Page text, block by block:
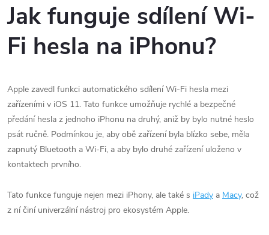
Jak funguje sdílení Wi-
Fi hesla na iPhonu?
Apple zavedl funkci automatického sdílení Wi-Fi hesla mezi
zařízeními v iOS 11. Tato funkce umožňuje rychlé a bezpečné
předání hesla z jednoho iPhonu na druhý, aniž by bylo nutné heslo
psát ručně. Podmínkou je, aby obě zařízení byla blízko sebe, měla
zapnutý Bluetooth a Wi-Fi, a aby bylo druhé zařízení uloženo v
kontaktech prvního.
Tato funkce funguje nejen mezi iPhony, ale také s iPady a Macy, což
z ní činí univerzální nástroj pro ekosystém Apple.